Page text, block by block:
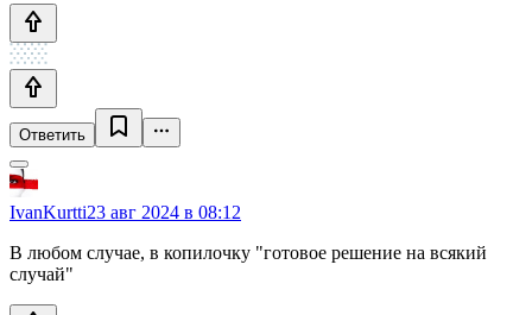
Ответить
IvanKurtti23 авг 2024 в 08:12
В любом случае, в копилочку "готовое решение на всякий
случай"